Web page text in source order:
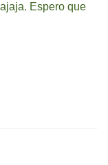
Espero que